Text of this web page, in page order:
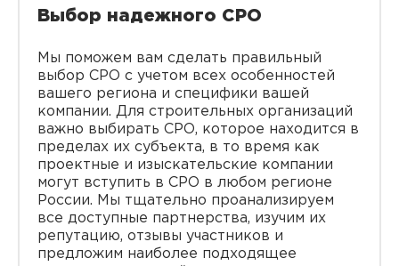
Выбор надежного СРО
Мы поможем вам сделать правильный
выбор СРО с учетом всех особенностей
вашего региона и специфики вашей
компании. Для строительных организаций
важно выбирать СРО, которое находится в
пределах их субъекта, в то время как
проектные и изыскательские компании
могут вступить в СРО в любом регионе
России. Мы тщательно проанализируем
все доступные партнерства, изучим их
репутацию, отзывы участников и
предложим наиболее подходящее